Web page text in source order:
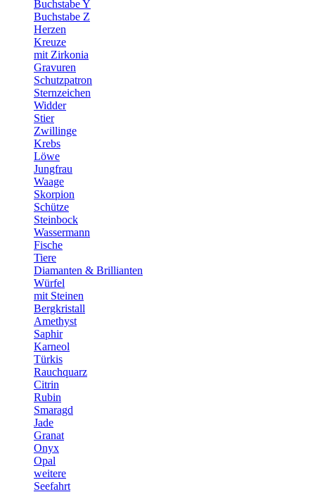
Buchstabe Y
Buchstabe Z
Herzen
Kreuze
mit Zirkonia
Gravuren
Schutzpatron
Sternzeichen
Widder
Stier
Zwillinge
Krebs
Löwe
Jungfrau
Waage
Skorpion
Schütze
Steinbock
Wassermann
Fische
Tiere
Diamanten & Brillianten
Würfel
mit Steinen
Bergkristall
Amethyst
Saphir
Karneol
Türkis
Rauchquarz
Citrin
Rubin
Smaragd
Jade
Granat
Onyx
Opal
weitere
Seefahrt